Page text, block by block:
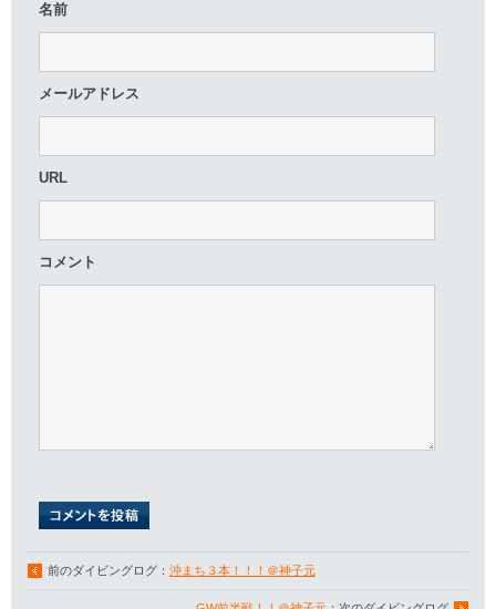
名前
メールアドレス
URL
コメント
前のダイビングログ： 沖まち３本！！！＠神子元